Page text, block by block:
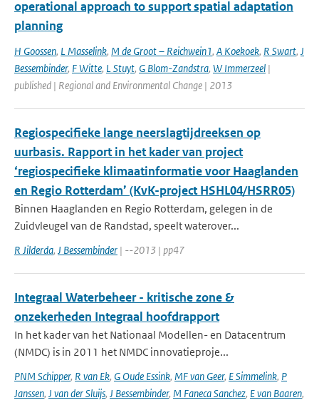
operational approach to support spatial adaptation
planning
H Goossen, L Masselink, M de Groot – Reichwein1, A Koekoek, R Swart, J
Bessembinder, F Witte, L Stuyt, G Blom-Zandstra, W Immerzeel |
published | Regional and Environmental Change | 2013
Regiospecifieke lange neerslagtijdreeksen op
uurbasis. Rapport in het kader van project
‘regiospecifieke klimaatinformatie voor Haaglanden
en Regio Rotterdam’ (KvK-project HSHL04/HSRR05)
Binnen Haaglanden en Regio Rotterdam, gelegen in de
Zuidvleugel van de Randstad, speelt waterover...
R Jilderda, J Bessembinder | --2013 | pp47
Integraal Waterbeheer - kritische zone &
onzekerheden Integraal hoofdrapport
In het kader van het Nationaal Modellen- en Datacentrum
(NMDC) is in 2011 het NMDC innovatieproje...
PNM Schipper, R van Ek, G Oude Essink, MF van Geer, E Simmelink, P
Janssen, J van der Sluijs, J Bessembinder, M Faneca Sanchez, E van Baaren,